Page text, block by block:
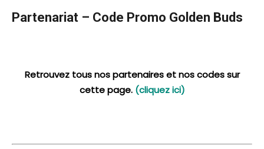
Partenariat – Code Promo Golden Buds
Retrouvez tous nos partenaires et nos codes sur
cette page. (cliquez ici)